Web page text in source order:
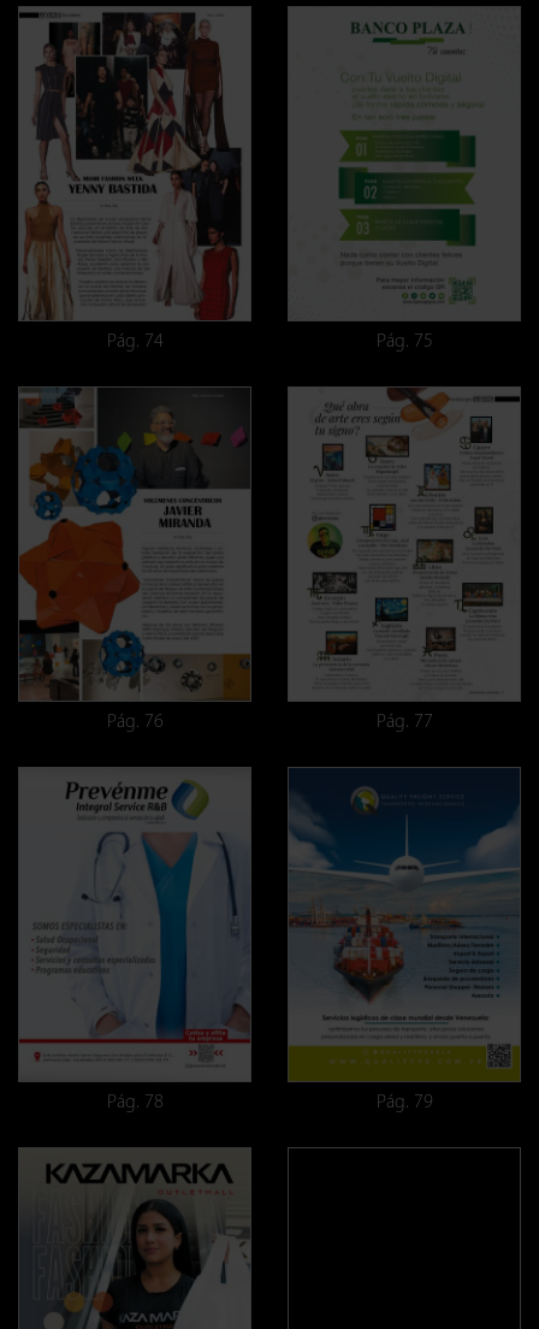
Pág. 74 Pág. 75
Pág. 76 Pág. 77
Pág. 78 Pág. 79